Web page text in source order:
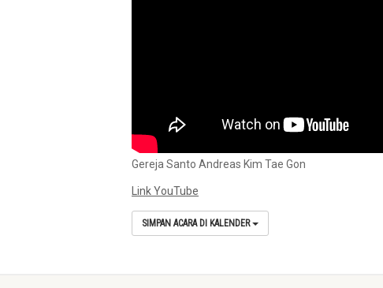
Gereja Santo Andreas Kim Tae Gon
Link YouTube
SIMPAN ACARA DI KALENDER